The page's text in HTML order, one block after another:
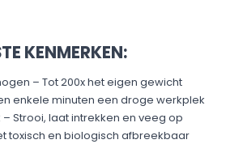
KENMERKEN:
– Tot 200x het eigen gewicht
enkele minuten een droge werkplek
Strooi, laat intrekken en veeg op
toxisch en biologisch afbreekbaar